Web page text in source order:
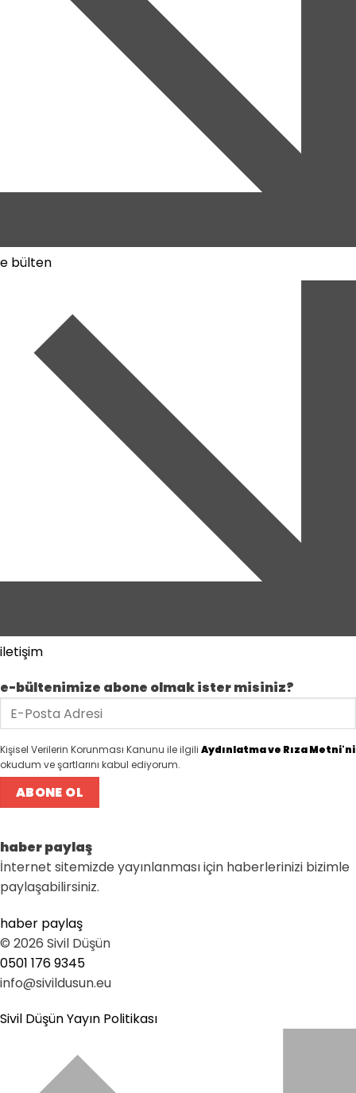
e bülten
iletişim
e-bültenimize abone olmak ister misiniz?
e-
Kişisel Verilerin Korunması Kanunu ile ilgili Aydınlatma ve Rıza Metni'ni
okudum ve şartlarını kabul ediyorum.
haber paylaş
İnternet sitemizde yayınlanması için haberlerinizi bizimle
paylaşabilirsiniz.
haber paylaş
© 2026 Sivil Düşün
0501 176 9345
info@sivildusun.eu
Sivil Düşün Yayın Politikası